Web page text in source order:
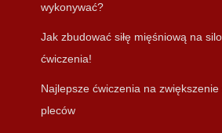
wykonywać?
Jak zbudować siłę mięśniową na
ćwiczenia!
Najlepsze ćwiczenia na
pleców